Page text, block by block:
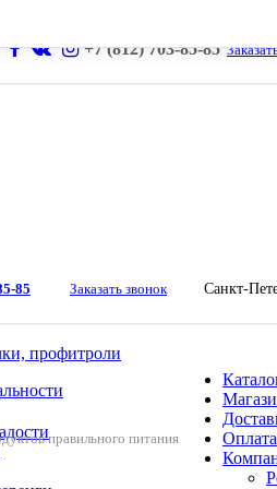
+7 (812) 703-85-85
профитроли
85 Заказать звонок Санкт-
правильного питания
Оплата